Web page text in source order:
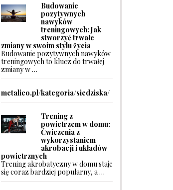
Budowanie
pozytywnych
nawyków
treningowych: Jak
stworzyć trwałe
zmiany w swoim stylu życia
Budowanie pozytywnych nawyków
treningowych to klucz do trwałej
zmiany w …
metalico.pl/kategoria/siedziska/
Trening z
powietrzem w domu:
Ćwiczenia z
wykorzystaniem
akrobacji i układów
powietrznych
Trening akrobatyczny w domu staje
się coraz bardziej popularny, a …